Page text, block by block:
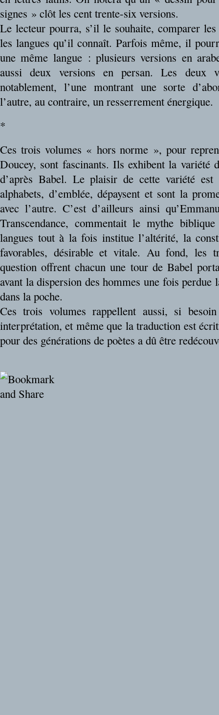
signes » clôt les cent trente-six versions.
Le lecteur pourra, s’il le souhaite, comparer
les langues qu’il connaît. Parfois même, il
une même langue : plusieurs versions en
aussi deux versions en persan. Les deux
notablement, l’une montrant une sorte
l’autre, au contraire, un resserrement énergique.
*
Ces trois volumes « hors norme », pour
Doucey, sont fascinants. Ils exhibent la variété
d’après Babel. Le plaisir de cette variété
alphabets, d’emblée, dépaysent et sont la
avec l’autre. C’est d’ailleurs ainsi
Transcendance, commentait le mythe
langues tout à la fois institue l’altérité, la
favorables, désirable et vitale. Au fond, les
question offrent chacun une tour de Babel
avant la dispersion des hommes une fois
dans la poche.
Ces trois volumes rappellent aussi, si
interprétation, et même que la traduction est
pour des générations de poètes a dû être